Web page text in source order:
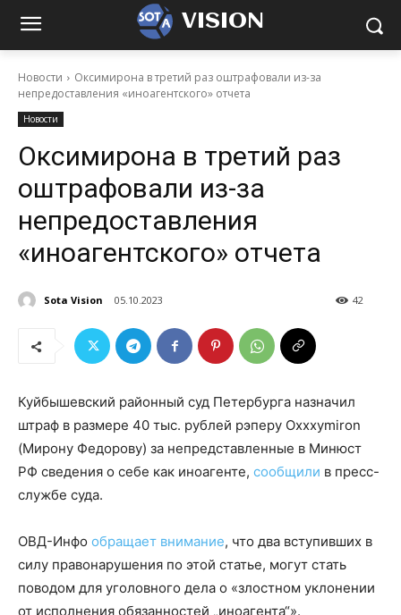
VISION
Новости
Оксимирона в третий раз оштрафовали из-за
непредоставления «иноагентского» отчета
Новости
Оксимирона в третий раз
оштрафовали из-за
непредоставления
«иноагентского» отчета
Sota Vision 05.10.2023 42
Куйбышевский районный суд Петербурга назначил
штраф в размере 40 тыс. рублей рэперу Oxxxymiron
(Мирону Федорову) за непредставленные в Минюст
РФ сведения о себе как иноагенте, сообщили в пресс-
службе суда.
ОВД-Инфо обращает внимание, что два вступивших в
силу правонарушения по этой статье, могут стать
поводом для уголовного дела о «злостном уклонении
от исполнения обязанностей „иноагента“».